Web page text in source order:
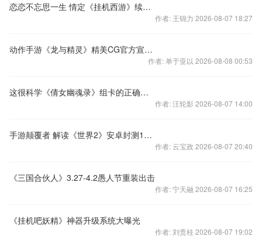
恋恋不忘思一生 情定《挂机西游》续前缘
作者: 王锦力 2026-08-07 18:27
动作手游《龙与精灵》精美CG官方宣传视频
作者: 单于亚以 2026-08-08 00:53
这很科学《倩女幽魂录》组卡的正确姿势
作者: 汪轮影 2026-08-07 14:00
手游颠覆者 解读《世界2》安卓封测10大亮点
作者: 云宝政 2026-08-07 20:40
《三国合伙人》3.27-4.2愚人节重装出击
作者: 宁天融 2026-08-07 16:25
《挂机吧妖精》神器升级系统大曝光
作者: 刘贵桂 2026-08-07 19:02